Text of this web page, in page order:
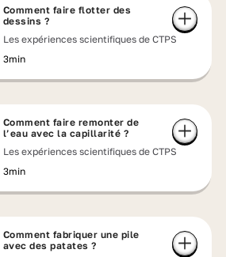
Comment faire flotter des
dessins ?
Les expériences scientifiques de CTPS
3min
Comment faire remonter de
l’eau avec la capillarité ?
Les expériences scientifiques de CTPS
3min
Comment fabriquer une pile
avec des patates ?